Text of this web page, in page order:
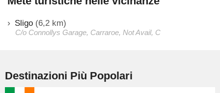
Sligo (6,2 km)
C/o Connollys Garage, Carraroe, Not Avail, C
Destinazioni Più Popolari